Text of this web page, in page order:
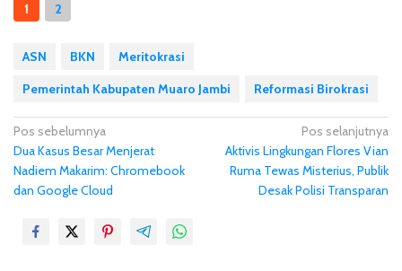
1
2
ASN BKN
Meritokrasi
Pemerintah Kabupaten Muaro Jambi
Reformasi Birokrasi
N
a
v
Pos sebelumnya
Dua Kasus Besar Menjerat
Nadiem Makarim: Chromebook
dan Google Cloud
Pos selanjutnya
Aktivis Lingkungan Flores Vian
Ruma Tewas Misterius, Publik
Desak Polisi Transparan